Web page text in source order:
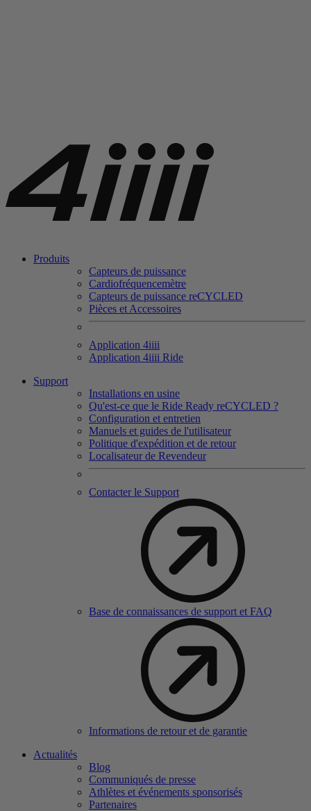
Produits
Capteurs de puissance
Cardiofréquencemètre
Capteurs de puissance reCYCLED
Pièces et Accessoires
Application 4iiii
Application 4iiii Ride
Support
Installations en usine
Qu'est-ce que le Ride Ready reCYCLED ?
Configuration et entretien
Manuels et guides de l'utilisateur
Politique d'expédition et de retour
Localisateur de Revendeur
Contacter le Support
Base de connaissances de support et FAQ
Informations de retour et de garantie
Actualités
Blog
Communiqués de presse
Athlètes et événements sponsorisés
Partenaires